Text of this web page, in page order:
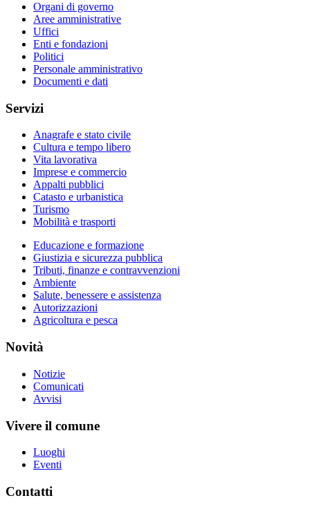
Organi di governo
Aree amministrative
Uffici
Enti e fondazioni
Politici
Personale amministrativo
Documenti e dati
Servizi
Anagrafe e stato civile
Cultura e tempo libero
Vita lavorativa
Imprese e commercio
Appalti pubblici
Catasto e urbanistica
Turismo
Mobilità e trasporti
Educazione e formazione
Giustizia e sicurezza pubblica
Tributi, finanze e contravvenzioni
Ambiente
Salute, benessere e assistenza
Autorizzazioni
Agricoltura e pesca
Novità
Notizie
Comunicati
Avvisi
Vivere il comune
Luoghi
Eventi
Contatti